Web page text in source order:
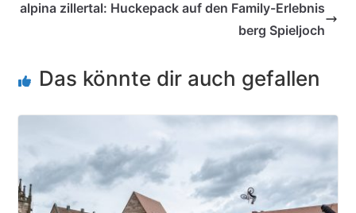
alpina zillertal: Huckepack auf den Family-Erlebnis
berg Spieljoch
Das könnte dir auch gefallen